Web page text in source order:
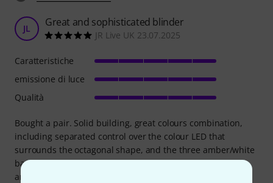
JL Great and sophisticated blinder
JR Live UK 23.07.2025
Bought a pair. Solid building, great colours combination,
including separated control over the colour LED that
surrounds the octagonal shape, and the three amber/white
bars in the. middle . Very strong intensity light, and goes
amazingly well with the new pole stands (mine are the
Caratteristiche
emissione di luce
Qualità